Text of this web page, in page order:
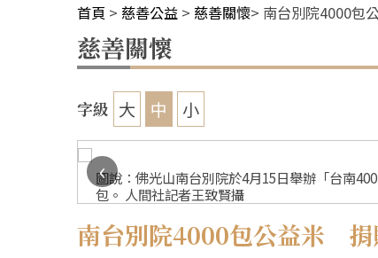
首頁 > 慈善公益 > 慈善關懷> 南台別院4000包
慈善關懷
字級 大 中 小
圖說：佛光山南台別院於4月15日舉辦「台南
包。 人間社記者王致賢攝
‹
南台別院4000包公益米 捐